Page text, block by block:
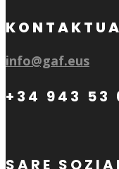
info@gaf.eus
+34 943 53
SARE